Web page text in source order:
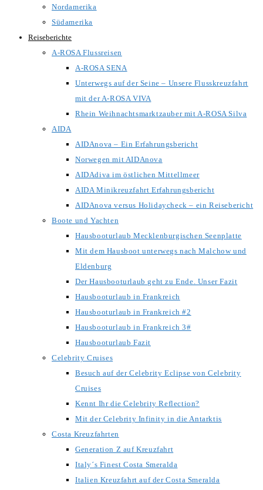
Nordamerika
Südamerika
Reiseberichte
A-ROSA Flussreisen
A-ROSA SENA
Unterwegs auf der Seine – Unsere Flusskreuzfahrt
mit der A-ROSA VIVA
Rhein Weihnachtsmarktzauber mit A-ROSA Silva
AIDA
AIDAnova – Ein Erfahrungsbericht
Norwegen mit AIDAnova
AIDAdiva im östlichen Mittellmeer
AIDA Minikreuzfahrt Erfahrungsbericht
AIDAnova versus Holidaycheck – ein Reisebericht
Boote und Yachten
Hausbooturlaub Mecklenburgischen Seenplatte
Mit dem Hausboot unterwegs nach Malchow und
Eldenburg
Der Hausbooturlaub geht zu Ende. Unser Fazit
Hausbooturlaub in Frankreich
Hausbooturlaub in Frankreich #2
Hausbooturlaub in Frankreich 3#
Hausbooturlaub Fazit
Celebrity Cruises
Besuch auf der Celebrity Eclipse von Celebrity
Cruises
Kennt Ihr die Celebrity Reflection?
Mit der Celebrity Infinity in die Antarktis
Costa Kreuzfahrten
Generation Z auf Kreuzfahrt
Italy´s Finest Costa Smeralda
Italien Kreuzfahrt auf der Costa Smeralda